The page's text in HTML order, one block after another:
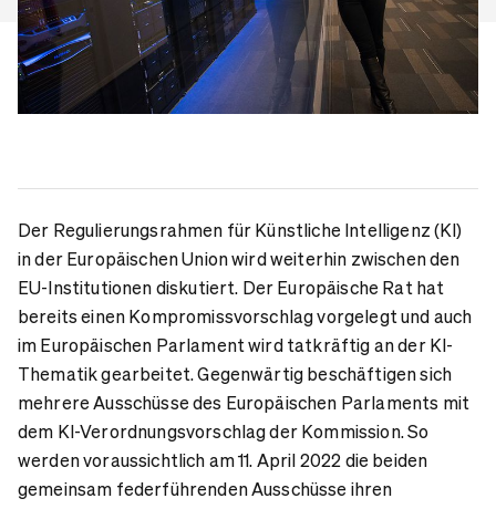
Der Regulierungsrahmen für Künstliche Intelligenz (KI)
in der Europäischen Union wird weiterhin zwischen den
EU-Institutionen diskutiert. Der Europäische Rat hat
bereits einen Kompromissvorschlag vorgelegt und auch
im Europäischen Parlament wird tatkräftig an der KI-
Thematik gearbeitet. Gegenwärtig beschäftigen sich
mehrere Ausschüsse des Europäischen Parlaments mit
dem KI-Verordnungsvorschlag der Kommission. So
werden voraussichtlich am 11. April 2022 die beiden
gemeinsam federführenden Ausschüsse ihren